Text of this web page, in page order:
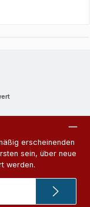
erscheinenden
sein, über neue
werden.